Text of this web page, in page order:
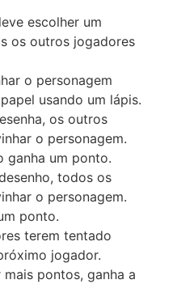
escolher um
os outros jogadores
o personagem
usando um lápis.
os outros
o personagem.
ganha um ponto.
todos os
o personagem.
ponto.
terem tentado
jogador.
pontos, ganha a